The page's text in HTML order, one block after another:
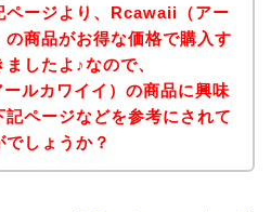
ページより、Rcawaii（アー
の商品がお得な価格で購入す
したよ♪なので、
ルカワイイ）の商品に興味
記ページなどを参考にされて
しょうか？